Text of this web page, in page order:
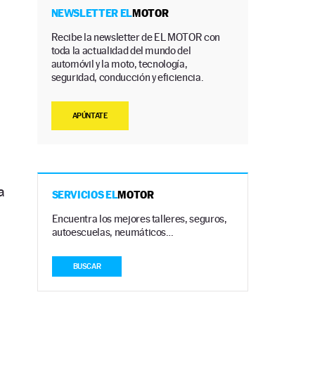
NEWSLETTER ELMOTOR
Recibe la newsletter de EL MOTOR con
toda la actualidad del mundo del
automóvil y la moto, tecnología,
seguridad, conducción y eficiencia.
APÚNTATE
SERVICIOS ELMOTOR
Encuentra los mejores talleres, seguros,
autoescuelas, neumáticos…
BUSCAR